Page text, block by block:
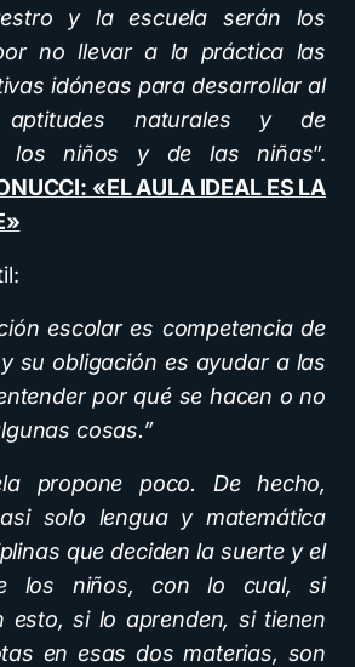
y la escuela serán los
no llevar a la práctica las
idóneas para desarrollar al
naturales y de
los niños y de las niñas”.
«EL AULA IDEAL ES LA
escolar es competencia de
su obligación es ayudar a las
por qué se hacen o no
cosas.”
propone poco. De hecho,
solo lengua y matemática
que deciden la suerte y el
los niños, con lo cual, si
esto, si lo aprenden, si tienen
en esas dos materias, son